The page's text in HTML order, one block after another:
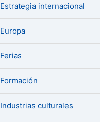
Estrategia internacional
Europa
Ferias
Formación
Industrias culturales